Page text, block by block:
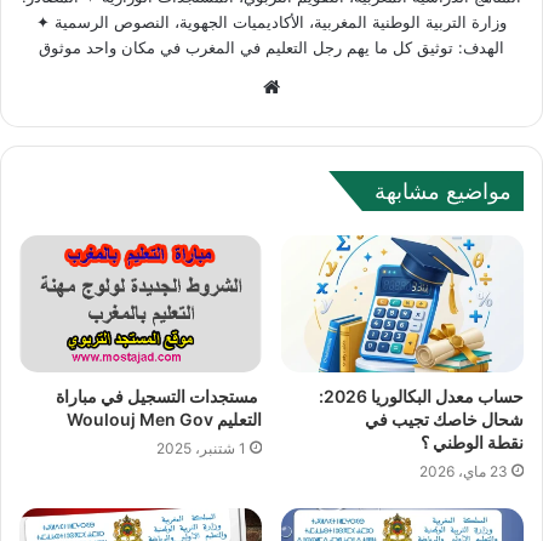
وزارة التربية الوطنية المغربية، الأكاديميات الجهوية، النصوص الرسمية ✦
الهدف: توثيق كل ما يهم رجل التعليم في المغرب في مكان واحد موثوق
b
مواضيع مشابهة
حساب معدل البكالوريا 2026:
شحال خاصك تجيب في
نقطة الوطني ؟
23 ماي، 2026
مستجدات التسجيل في مباراة
التعليم Woulouj Men Gov
1 شتنبر، 2025